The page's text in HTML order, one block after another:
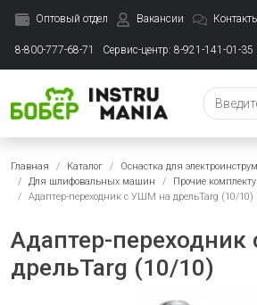
Оптовый отдел Вакансии
8-800-777-68-71 Сервис-центр: 8-921-141-01-35
Главная Каталог
Оснастка для
Для шлифовальных машин
Прочие
Адаптер-переходник с УШМ на дрельTarg (10/10)
Адаптер-
дрельTarg (10/10)